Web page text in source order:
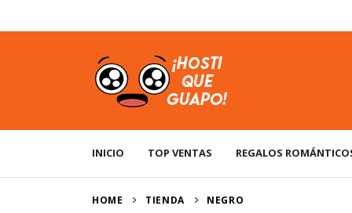
INICIO TOP VENTAS REGALOS
HOME TIENDA ‎NEGRO